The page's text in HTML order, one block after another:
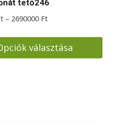
tető246
– 2690000 FtÁrtartomány:
-
2690000 Ft
választása